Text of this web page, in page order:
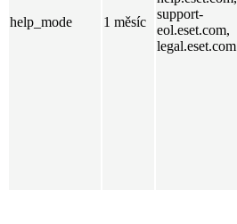
help_mode 1 měsíc
support-
eol.eset.com,
legal.eset.com